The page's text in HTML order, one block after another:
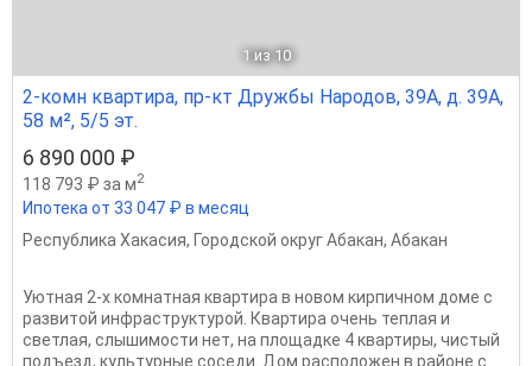
1 из 10
2-комн квартира, пр-кт Дружбы Народов, 39А, д. 39А,
58 м², 5/5 эт.
6 890 000 ₽
118 793 ₽ за м2
Ипотека от 33 047 ₽ в месяц
Республика Хакасия, Городской округ Абакан, Абакан
Уютная 2-х комнатная квартира в новом кирпичном доме с
развитой инфраструктурой. Квартира очень теплая и
светлая, слышимости нет, на площадке 4 квартиры, чистый
подъезд, культурные соседи. Дом расположен в районе с